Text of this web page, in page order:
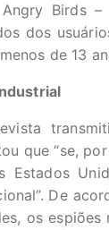
Birds
dos
de 13
que “se,
Estados
De
os